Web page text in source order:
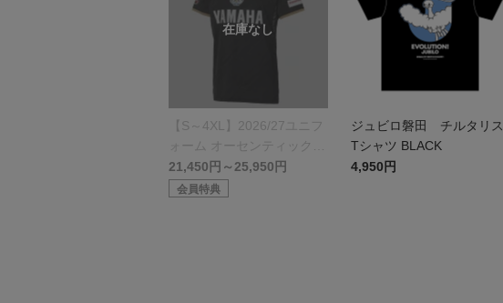
【S～4XL】2026/27ユニフ
ォーム オーセンティックモ
デル:GK
21,450円～25,950円
会員特典
ジュビロ磐田 チルタリス
Tシャツ BLACK
4,950円